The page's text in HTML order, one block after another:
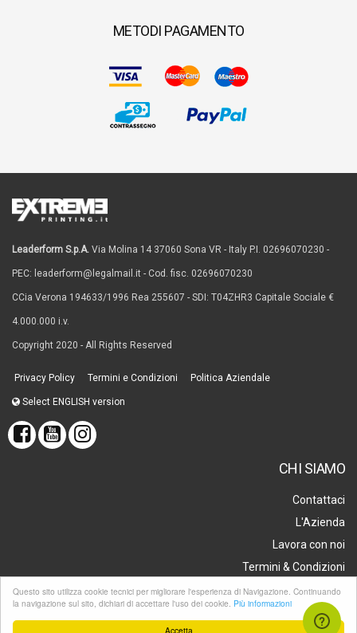
Accetta
Questo sito utilizza cookie tecnici per migliorare l'esperienza di Navigazione. Continuando
la navigazione sul sito, dichiari di accettare l'uso dei cookie. Più informazioni
METODI PAGAMENTO
Leaderform S.p.A. Via Molina 14 37060 Sona VR - Italy P.I. 02696070230 -
PEC: leaderform@legalmail.it - Cod. fisc. 02696070230
CCia Verona 194633/1996 Rea 255607 - SDI: T04ZHR3 Capitale Sociale €
4.000.000 i.v.
Copyright 2020 - All Rights Reserved
Privacy Policy Termini e Condizioni Politica Aziendale
Select ENGLISH version
CHI SIAMO
Contattaci
L'Azienda
Lavora con noi
Termini & Condizioni